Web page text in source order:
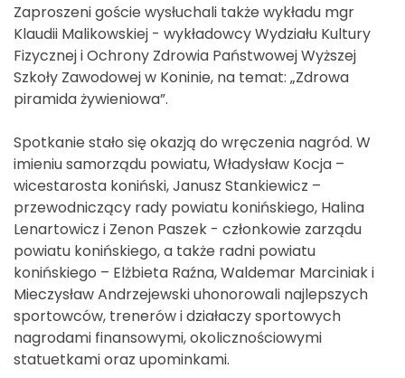
Zaproszeni goście wysłuchali także wykładu mgr
Klaudii Malikowskiej - wykładowcy Wydziału Kultury
Fizycznej i Ochrony Zdrowia Państwowej Wyższej
Szkoły Zawodowej w Koninie, na temat: „Zdrowa
piramida żywieniowa”.
Spotkanie stało się okazją do wręczenia nagród. W
imieniu samorządu powiatu, Władysław Kocja –
wicestarosta koniński, Janusz Stankiewicz –
przewodniczący rady powiatu konińskiego, Halina
Lenartowicz i Zenon Paszek - członkowie zarządu
powiatu konińskiego, a także radni powiatu
konińskiego – Elżbieta Raźna, Waldemar Marciniak i
Mieczysław Andrzejewski uhonorowali najlepszych
sportowców, trenerów i działaczy sportowych
nagrodami finansowymi, okolicznościowymi
statuetkami oraz upominkami.